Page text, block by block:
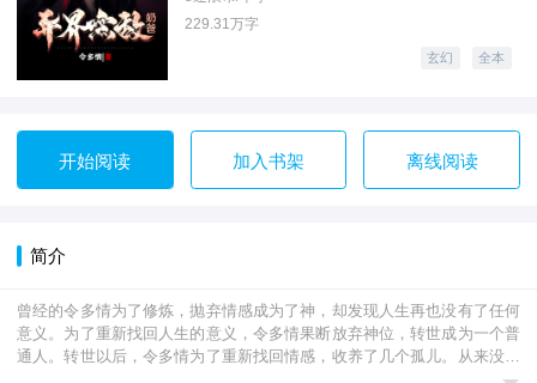
229.31万字
玄幻 全本
开始阅读 加入书架 离线阅读
简介
曾经的令多情为了修炼，抛弃情感成为了神，却发现人生再也没有了任何
意义。为了重新找回人生的意义，令多情果断放弃神位，转世成为一个普
通人。转世以后，令多情为了重新找回情感，收养了几个孤儿。从来没有